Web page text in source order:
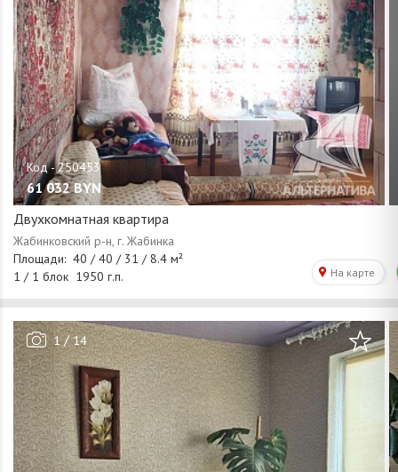
61 032 BYN
Двухкомнатная квартира
1/14